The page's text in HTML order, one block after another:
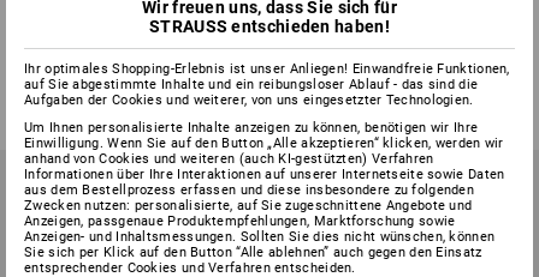
Besucherpantoffel
1 Farbe
ab 20,11 €
(m. MwSt.) ab 20 Paar
Handschuh- und Schuhtrockner
Compact
1 Variante
ab 65,33 €
(m. MwSt.) ab 2 Stück
Wir freuen uns, dass Sie sich für
STRAUSS entschieden haben!
Ihr optimales Shopping-Erlebnis ist unser Anliegen! Einwandfreie Funktionen,
auf Sie abgestimmte Inhalte und ein reibungsloser Ablauf - das sind die
Aufgaben der Cookies und weiterer, von uns eingesetzter Technologien.
Um Ihnen personalisierte Inhalte anzeigen zu können, benötigen wir Ihre
Einwilligung. Wenn Sie auf den Button „Alle akzeptieren“ klicken, werden wir
anhand von Cookies und weiteren (auch KI-gestützten) Verfahren
Informationen über Ihre Interaktionen auf unserer Internetseite sowie Daten
aus dem Bestellprozess erfassen und diese insbesondere zu folgenden
Zwecken nutzen: personalisierte, auf Sie zugeschnittene Angebote und
Anzeigen, passgenaue Produktempfehlungen, Marktforschung sowie
Anzeigen- und Inhaltsmessungen. Sollten Sie dies nicht wünschen, können
Sie sich per Klick auf den Button “Alle ablehnen” auch gegen den Einsatz
entsprechender Cookies und Verfahren entscheiden.